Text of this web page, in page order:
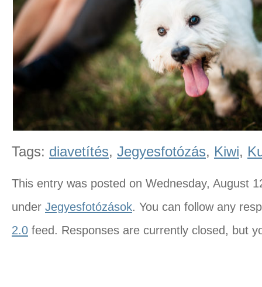
Tags: diavetítés, Jegyesfotózás, Kiwi,
This entry was posted on Wednesday, August
under Jegyesfotózások. You can follow any
2.0 feed. Responses are currently closed, but